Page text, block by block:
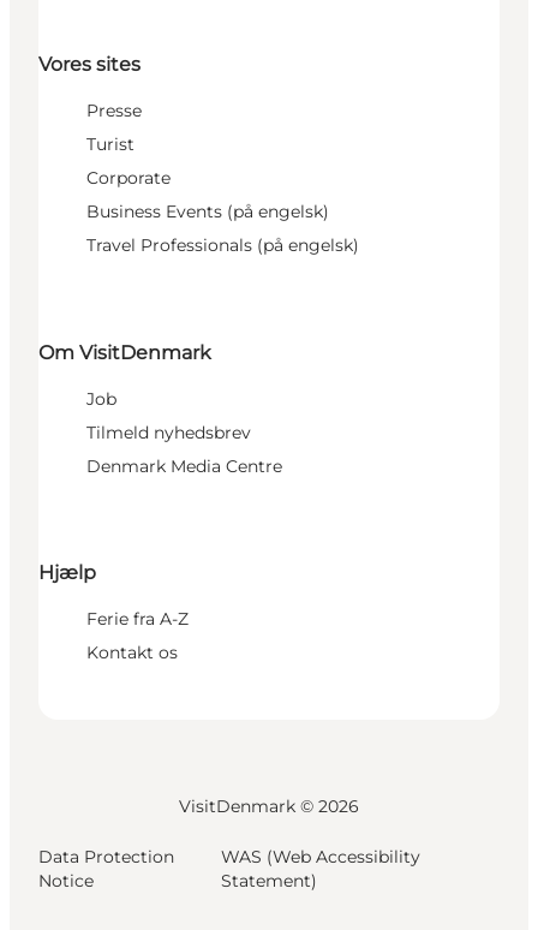
Vores sites
Presse
Turist
Corporate
Business Events (på engelsk)
Travel Professionals (på engelsk)
Om VisitDenmark
Job
Tilmeld nyhedsbrev
Denmark Media Centre
Hjælp
Ferie fra A-Z
Kontakt os
VisitDenmark © 2026
Data Protection
Notice
WAS (Web Accessibility
Statement)